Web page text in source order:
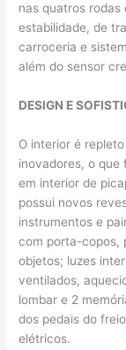
nas quatros rodas
estabilidade, de
carroceria e
além do sensor
DESIGN E
O interior é
inovadores, o que
em interior de
possui novos
instrumentos e
com porta-copos,
objetos​; luzes
ventilados,
lombar e 2
dos pedais do
elétricos.